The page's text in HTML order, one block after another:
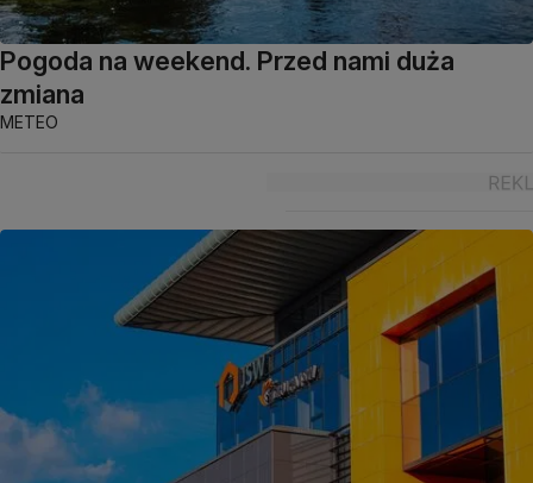
Pogoda na weekend. Przed nami duża
zmiana
METEO